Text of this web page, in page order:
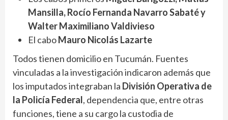
Mansilla, Rocío Fernanda Navarro Sabaté y
Walter Maximiliano Valdivieso
El caboMauro Nicolás Lazarte
Todos tienen domicilio en Tucumán. Fuentes
vinculadas a la investigación indicaron además que
los imputados integraban la División Operativa de
la Policía Federal, dependencia que, entre otras
funciones, tiene a su cargo la custodia de